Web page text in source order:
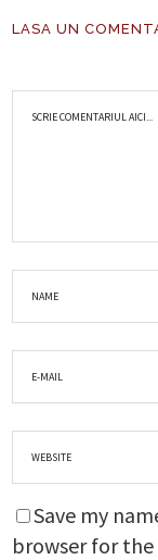
LASA UN
Save my
browser for